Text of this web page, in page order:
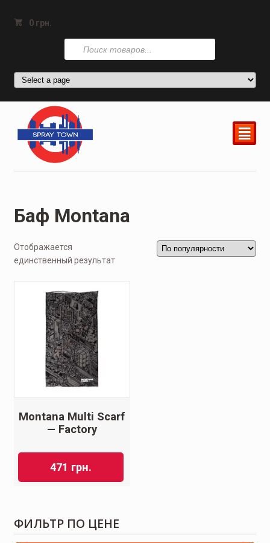
0 грн.
Поиск
товаров
²
Баф Montana
Отображается
единственный результат
Montana Multi Scarf
— Factory
471 грн.
ФИЛЬТР ПО ЦЕНЕ